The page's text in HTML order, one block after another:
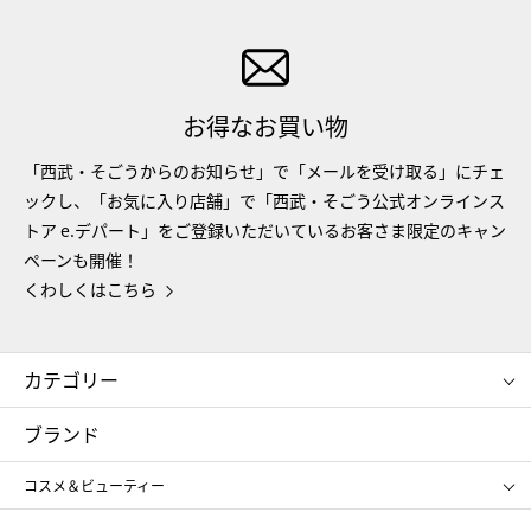
お得なお買い物
「西武・そごうからのお知らせ」で「メールを受け取る」にチェ
ックし、「お気に入り店舗」で「西武・そごう公式オンラインス
トア e.デパート」をご登録いただいているお客さま限定のキャン
ペーンも開催！
くわしくはこちら
カテゴリー
コスメ＆ビューティー
ギフト
レディース
メンズ
ブランド
コスメ＆ビューティー